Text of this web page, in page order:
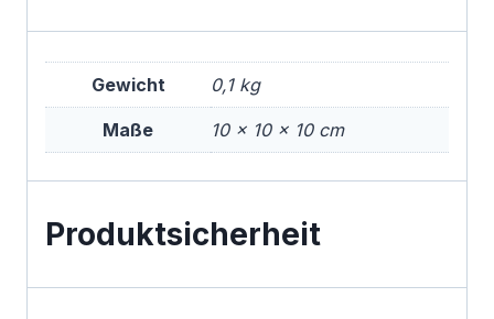
Gewicht 0,1 kg
Maße 10 × 10 × 10 cm
Produktsicherheit